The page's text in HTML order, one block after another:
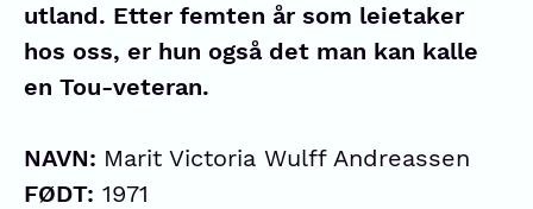
utland. Etter femten år som leietaker
hos oss, er hun også det man kan kalle
en Tou-veteran.
NAVN: Marit Victoria Wulff Andreassen
FØDT: 1971